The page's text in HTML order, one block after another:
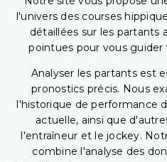
l'univers des courses
détaillées sur les partants
pointues pour vous guider
Analyser les partants est
pronostics précis. Nous
l'historique de performance
actuelle, ainsi que
l'entraîneur et le jockey.
combine l'analyse des